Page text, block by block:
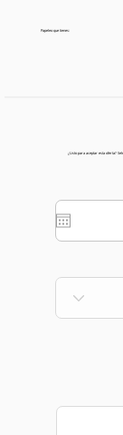
Papeleo que tienes:
¿Listo para aceptar esta oferta?